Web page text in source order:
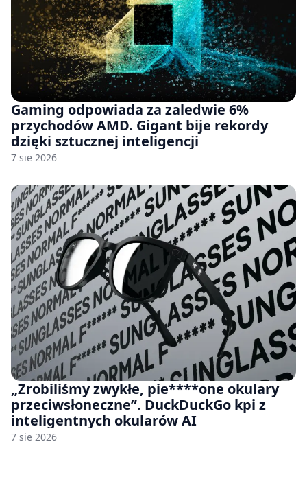
Gaming odpowiada za zaledwie 6%
przychodów AMD. Gigant bije rekordy
dzięki sztucznej inteligencji
7 sie 2026
„Zrobiliśmy zwykłe, pie****one okulary
przeciwsłoneczne”. DuckDuckGo kpi z
inteligentnych okularów AI
7 sie 2026